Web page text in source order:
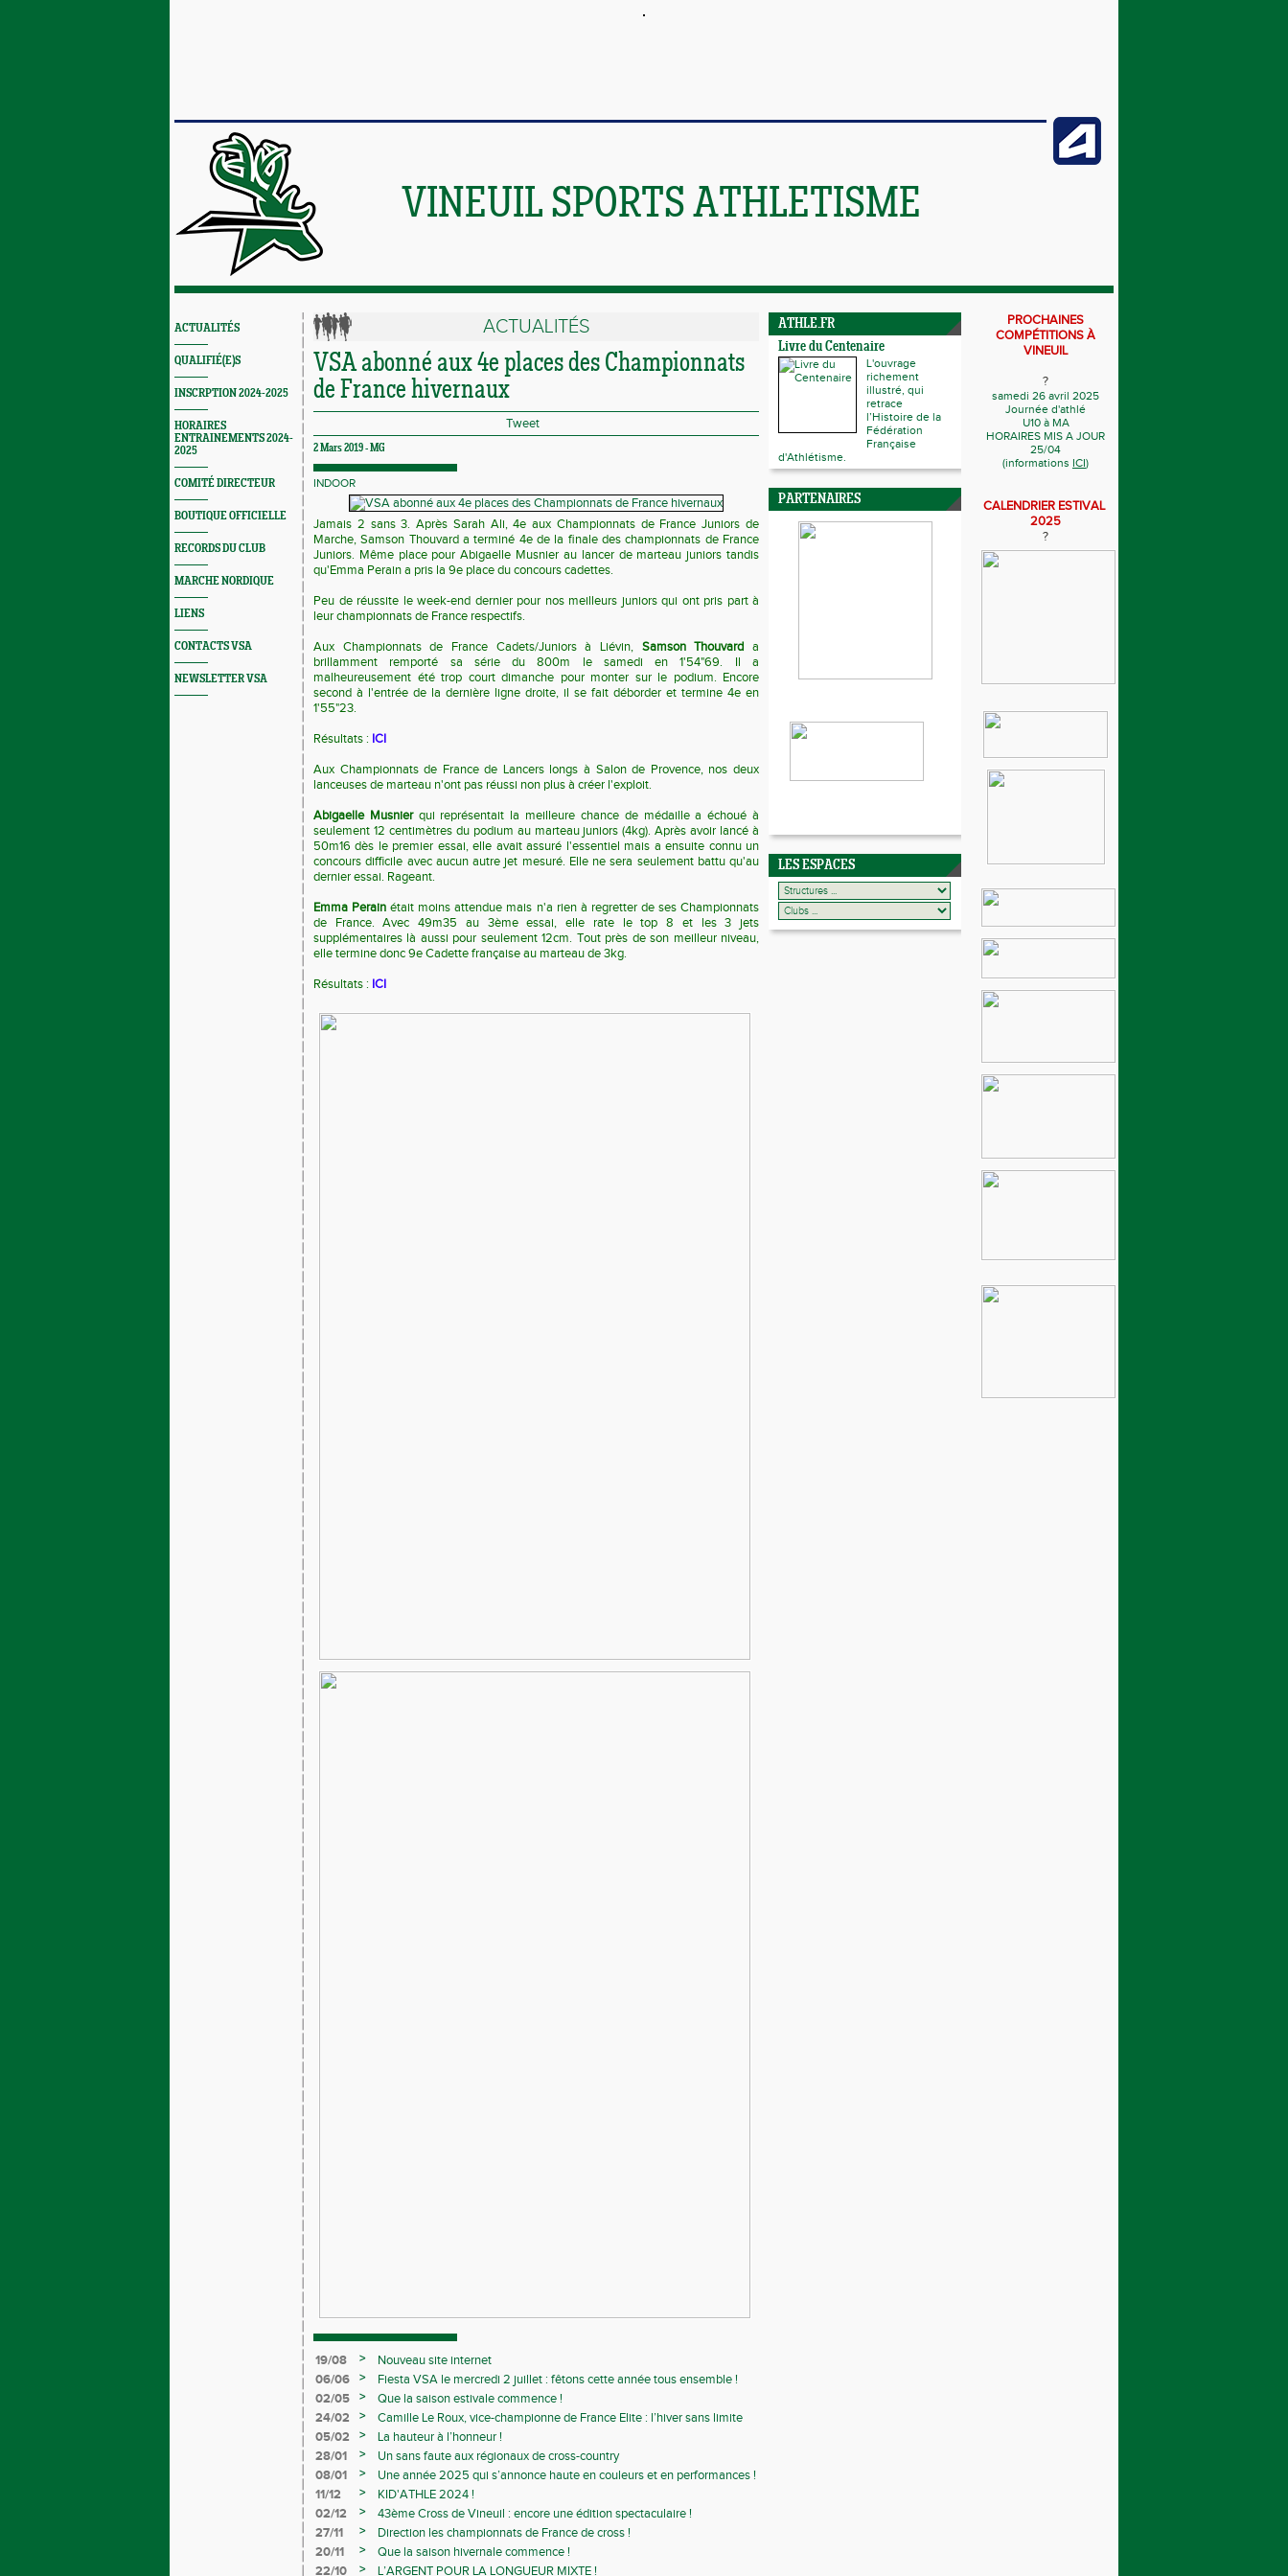
VINEUIL SPORTS ATHLETISME
ACTUALITÉS
QUALIFIÉ(E)S
INSCRPTION 2024-2025
HORAIRES
ENTRAINEMENTS 2024-
2025
COMITÉ DIRECTEUR
BOUTIQUE OFFICIELLE
RECORDS DU CLUB
MARCHE NORDIQUE
LIENS
CONTACTS VSA
NEWSLETTER VSA
ACTUALITÉS
VSA abonné aux 4e places des Championnats
de France hivernaux
Tweet
2 Mars 2019 -MG
INDOOR
Jamais 2 sans 3. Après Sarah Ali, 4e aux Championnats de France Juniors de
Marche, Samson Thouvard a terminé 4e de la finale des championnats de France
Juniors. Même place pour Abigaelle Musnier au lancer de marteau juniors tandis
qu'Emma Perain a pris la 9e place du concours cadettes.
Peu de réussite le week-end dernier pour nos meilleurs juniors qui ont pris part à
leur championnats de France respectifs.
Aux Championnats de France Cadets/Juniors à Liévin, Samson Thouvard a
brillamment remporté sa série du 800m le samedi en 1'54"69. Il a
malheureusement été trop court dimanche pour monter sur le podium. Encore
second à l'entrée de la dernière ligne droite, il se fait déborder et termine 4e en
1'55"23.
Résultats : ICI
Aux Championnats de France de Lancers longs à Salon de Provence, nos deux
lanceuses de marteau n'ont pas réussi non plus à créer l'exploit.
Abigaelle Musnierqui représentait la meilleure chance de médaille a échoué à
seulement 12 centimètres du podium au marteau juniors (4kg). Après avoir lancé à
50m16 dès le premier essai, elle avait assuré l'essentiel mais a ensuite connu un
concours difficile avec aucun autre jet mesuré. Elle ne sera seulement battu qu'au
dernier essai. Rageant.
Emma Perain était moins attendue mais n'a rien à regretter de ses Championnats
de France. Avec 49m35 au 3ème essai, elle rate le top 8 et les 3 jets
supplémentaires là aussi pour seulement 12cm. Tout près de son meilleur niveau,
elle termine donc 9e Cadette française au marteau de 3kg.
Résultats : ICI
19/08 >
Nouveau site internet
06/06
>
Fiesta VSA le mercredi 2 juillet : fêtons cette année tous ensemble !
02/05
>
Que la saison estivale commence !
24/02
>
Camille Le Roux, vice-championne de France Elite : l’hiver sans limite
05/02
>
La hauteur à l’honneur !
28/01
>
Un sans faute aux régionaux de cross-country
08/01
>
Une année 2025 qui s’annonce haute en couleurs et en performances !
11/12
>
KID'ATHLE 2024 !
02/12
>
43ème Cross de Vineuil : encore une édition spectaculaire !
27/11
>
Direction les championnats de France de cross !
20/11
>
Que la saison hivernale commence !
22/10
> L’ARGENT POUR LA LONGUEUR MIXTE !
ATHLE.FR
Livre du Centenaire
L'ouvrage
richement
illustré, qui
retrace
l’Histoire de la
Fédération
Française
d'Athlétisme.
PARTENAIRES
LES ESPACES
PROCHAINES
COMPÉTITIONS À
VINEUIL
?
samedi 26 avril 2025
Journée d'athlé
U10 à MA
HORAIRES MIS A JOUR
25/04
(informations ICI)
CALENDRIER ESTIVAL
2025
?